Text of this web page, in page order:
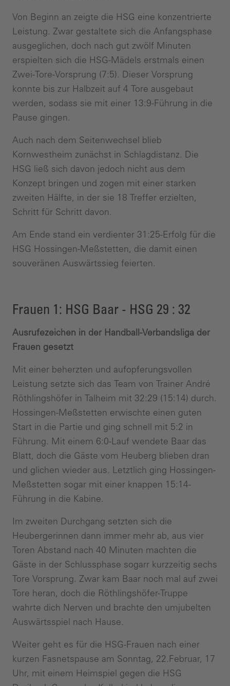
Von Beginn an zeigte die HSG eine konzentrierte
Leistung. Zwar gestaltete sich die Anfangsphase
ausgeglichen, doch nach gut zwölf Minuten
erspielten sich die HSG-Mädels erstmals einen
Zwei-Tore-Vorsprung (7:5). Dieser Vorsprung
konnte bis zur Halbzeit auf 4 Tore ausgebaut
werden, sodass sie mit einer 13:9-Führung in die
Pause gingen.
Auch nach dem Seitenwechsel blieb
Kornwestheim zunächst in Schlagdistanz. Die
HSG ließ sich davon jedoch nicht aus dem
Konzept bringen und zogen mit einer starken
zweiten Hälfte, in der sie 18 Treffer erzielten,
Schritt für Schritt davon.
Am Ende stand ein verdienter 31:25-Erfolg für die
HSG Hossingen-Meßstetten, die damit einen
souveränen Auswärtssieg feierten.
Frauen 1: HSG Baar - HSG 29 : 32
Ausrufezeichen in der Handball-Verbandsliga der
Frauen gesetzt
Mit einer beherzten und aufopferungsvollen
Leistung setzte sich das Team von Trainer André
Röthlingshöfer in Talheim mit 32:29 (15:14) durch.
Hossingen-Meßstetten erwischte einen guten
Start in die Partie und ging schnell mit 5:2 in
Führung. Mit einem 6:0-Lauf wendete Baar das
Blatt, doch die Gäste vom Heuberg blieben dran
und glichen wieder aus. Letztlich ging Hossingen-
Meßstetten sogar mit einer knappen 15:14-
Führung in die Kabine.
Im zweiten Durchgang setzten sich die
Heubergerinnen dann immer mehr ab, aus vier
Toren Abstand nach 40 Minuten machten die
Gäste in der Schlussphase sogarr kurzzeitig sechs
Tore Vorsprung. Zwar kam Baar noch mal auf zwei
Tore heran, doch die Röthlingshöfer-Truppe
wahrte dich Nerven und brachte den umjubelten
Auswärtsspiel nach Hause.
Weiter geht es für die HSG-Frauen nach einer
kurzen Fasnetspause am Sonntag, 22.Februar, 17
Uhr, mit einem Heimspiel gegen die HSG